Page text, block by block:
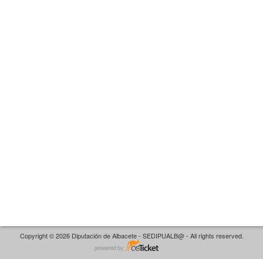
Copyright © 2026 Diputación de Albacete - SEDIPUALB@ - All rights reserved.